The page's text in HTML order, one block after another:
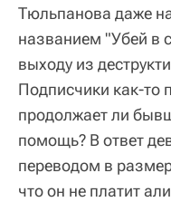
Тюльпанова даже
названием "Убей в
выходу из
Подписчики как-то
продолжает ли
помощь? В ответ
переводом в
что он не платит